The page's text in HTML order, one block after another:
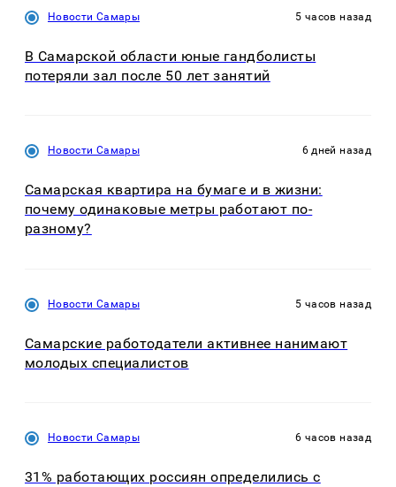
Новости Самары 5 часов назад
В Самарской области юные гандболисты
потеряли зал после 50 лет занятий
Новости Самары 6 дней назад
Самарская квартира на бумаге и в жизни:
почему одинаковые метры работают по-
разному?
Новости Самары 5 часов назад
Самарские работодатели активнее нанимают
молодых специалистов
Новости Самары 6 часов назад
31% работающих россиян определились с